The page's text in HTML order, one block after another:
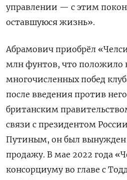
управлении — с этим
оставшуюся жизнь».
Абрамович приобрёл
млн фунтов, что положило
многочисленных побед
после введения против
британским
связи с президентом
Путиным, он был вынужден
продажу. В мае 2022 года
консорциуму во главе с